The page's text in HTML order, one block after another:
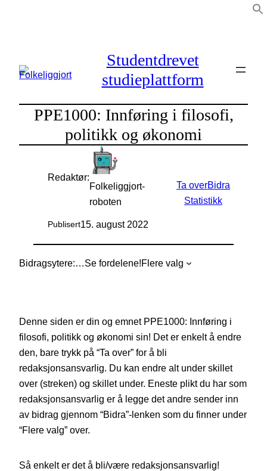
Studentdrevet
studieplattform
PPE1000: Innføring i filosofi,
politikk og økonomi
Redaktør:
Folkeliggjort-
roboten
Publisert15. august 2022
Ta overBidra
Statistikk
Bidragsytere: Se fordelene!Flere valg
Denne siden er din og emnet PPE1000: Innføring i
filosofi, politikk og økonomi sin! Det er enkelt å endre
den, bare trykk på “Ta over” for å bli
redaksjonsansvarlig. Du kan endre alt under skillet
over (streken) og skillet under. Eneste plikt du har som
redaksjonsansvarlig er å legge det andre sender inn
av bidrag gjennom “Bidra”-lenken som du finner under
“Flere valg” over.
Så enkelt er det å bli/være redaksjonsansvarlig!